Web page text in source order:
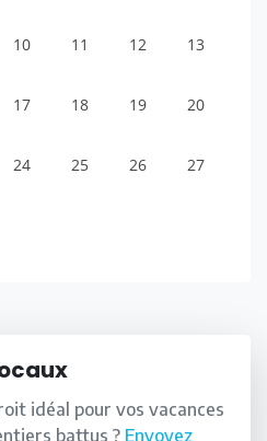
10 11 12 13
17 18 19 20
24 25 26 27
idéal pour vos vacances
battus ? Envoyez